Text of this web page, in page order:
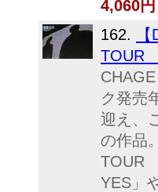
4,060円
162.
TOUR
ク発売
迎え、
の作品
TOUR
YES」